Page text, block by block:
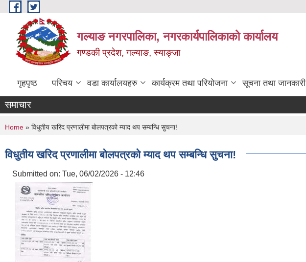
Skip to main content
गल्याङ नगरपालिका, नगरकार्यपालिकाको कार्यालय
गण्डकी प्रदेश, गल्याङ, स्याङ्जा
गृहपृष्ठ परिचय वडा कार्यालयहरु कार्यक्रम तथा परियोजना सूचना तथा जानकारी
समाचार
You are here
Home » विधुतीय खरिद प्रणालीमा बोलपत्रको म्याद थप सम्बन्धि सुचना!
विधुतीय खरिद प्रणालीमा बोलपत्रको म्याद थप सम्बन्धि सुचना!
Submitted on: Tue, 06/02/2026 - 12:46